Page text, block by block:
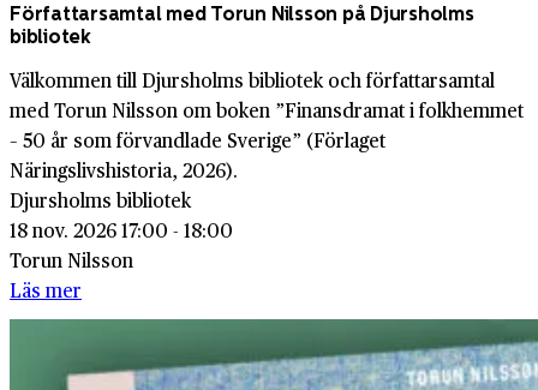
Författarsamtal med Torun Nilsson på Djursholms
bibliotek
Välkommen till Djursholms bibliotek och författarsamtal
med Torun Nilsson om boken ”Finansdramat i folkhemmet
– 50 år som förvandlade Sverige” (Förlaget
Näringslivshistoria, 2026).
Djursholms bibliotek
18 nov. 2026 17:00 - 18:00
Torun Nilsson
Läs mer